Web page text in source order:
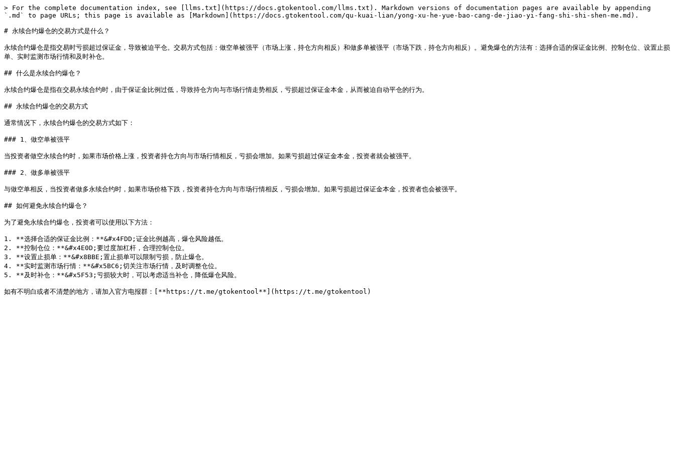
> For the complete documentation index, see [llms.txt](https://docs.gtokentool.com/llms.txt). Markdown versions of documentation pages are available by appending
`.md` to page URLs; this page is available as [Markdown](https://docs.gtokentool.com/qu-kuai-lian/yong-xu-he-yue-bao-cang-de-jiao-yi-fang-shi-shi-shen-me.md).
# 永续合约爆仓的交易方式是什么？
永续合约爆仓是指交易时亏损超过保证金，导致被迫平仓。交易方式包括：做空单被强平（市场上涨，持仓方向相反）和做多单被强平（市场下跌，持仓方向相反）。避免爆仓的方法有：选择合适的保证金比例、控制仓位、设置止损
单、实时监测市场行情和及时补仓。
## 什么是永续合约爆仓？
永续合约爆仓是指在交易永续合约时，由于保证金比例过低，导致持仓方向与市场行情走势相反，亏损超过保证金本金，从而被迫自动平仓的行为。
## 永续合约爆仓的交易方式
通常情况下，永续合约爆仓的交易方式如下：
### 1、做空单被强平
当投资者做空永续合约时，如果市场价格上涨，投资者持仓方向与市场行情相反，亏损会增加。如果亏损超过保证金本金，投资者就会被强平。
### 2、做多单被强平
与做空单相反，当投资者做多永续合约时，如果市场价格下跌，投资者持仓方向与市场行情相反，亏损会增加。如果亏损超过保证金本金，投资者也会被强平。
## 如何避免永续合约爆仓？
为了避免永续合约爆仓，投资者可以使用以下方法：
1. **选择合适的保证金比例：**&#x4FDD;证金比例越高，爆仓风险越低。
2. **控制仓位：**&#x4E0D;要过度加杠杆，合理控制仓位。
3. **设置止损单：**&#x8BBE;置止损单可以限制亏损，防止爆仓。
4. **实时监测市场行情：**&#x5BC6;切关注市场行情，及时调整仓位。
5. **及时补仓：**&#x5F53;亏损较大时，可以考虑适当补仓，降低爆仓风险。